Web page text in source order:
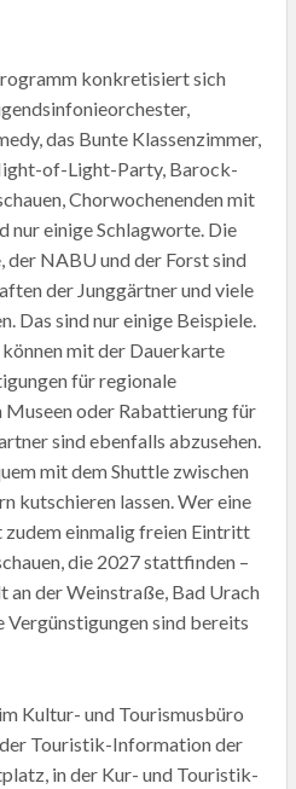
konkretisiert sich
das Bunte Klassenzimmer,
of-Light-Party, Barock-
Chorwochenenden mit
nur einige Schlagworte. Die
der NABU und der Forst sind
der Junggärtner und viele
Das sind nur einige Beispiele.
mit der Dauerkarte
für regionale
oder Rabattierung für
sind ebenfalls abzusehen.
mit dem Shuttle zwischen
kutschieren lassen. Wer eine
einmalig freien Eintritt
die 2027 stattfinden –
an der Weinstraße, Bad Urach
sind bereits
Kultur- und Tourismusbüro
Touristik-Information der
in der Kur- und Touristik-